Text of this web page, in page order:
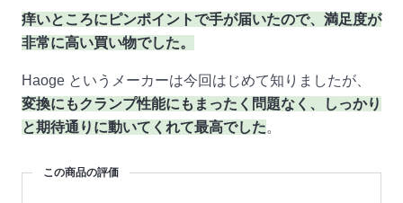
痒いところにピンポイントで手が届いたので、満足度が
非常に高い買い物でした。
Haoge というメーカーは今回はじめて知りましたが、
変換にもクランプ性能にもまったく問題なく、しっかり
と期待通りに動いてくれて最高でした。
この商品の評価